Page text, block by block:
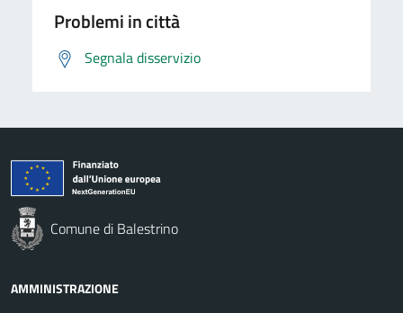
Problemi in città
Segnala disservizio
Comune di Balestrino
AMMINISTRAZIONE